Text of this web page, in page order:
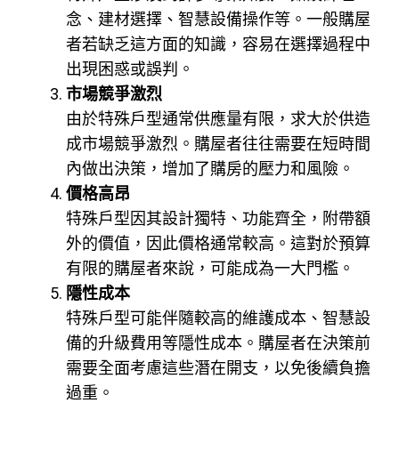
念、建材選擇、智慧設備操作等。一般購屋
者若缺乏這方面的知識，容易在選擇過程中
出現困惑或誤判。
市場競爭激烈
由於特殊戶型通常供應量有限，求大於供造
成市場競爭激烈。購屋者往往需要在短時間
內做出決策，增加了購房的壓力和風險。
價格高昂
特殊戶型因其設計獨特、功能齊全，附帶額
外的價值，因此價格通常較高。這對於預算
有限的購屋者來說，可能成為一大門檻。
隱性成本
特殊戶型可能伴隨較高的維護成本、智慧設
備的升級費用等隱性成本。購屋者在決策前
需要全面考慮這些潛在開支，以免後續負擔
過重。